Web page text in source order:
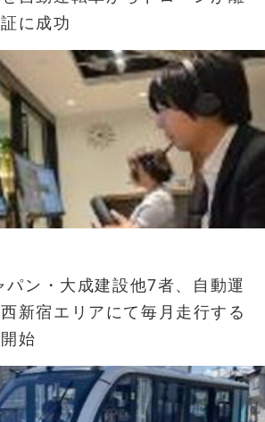
に成功
パン・大成建設他7者、自動運
新宿エリアにて毎月走行する
始